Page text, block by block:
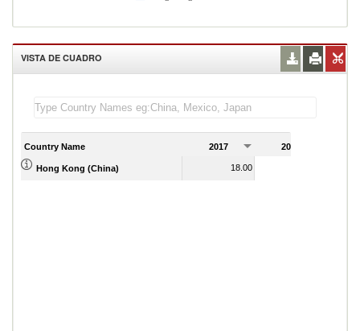
VISTA DE CUADRO
Country Name 2017 2018
Hong Kong (China) 18.00